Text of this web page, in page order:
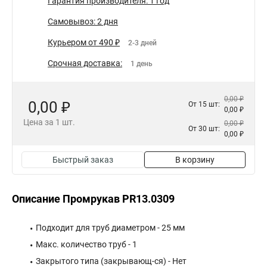
Самовывоз: 2 дня
Курьером от 490 ₽ 2-3 дней
Срочная доставка: 1 день
0,00 ₽
Цена за 1 шт.
От 15 шт:
0,00 ₽
0,00 ₽
От 30 шт:
0,00 ₽
0,00 ₽
Быстрый заказ В корзину
Описание Промрукав PR13.0309
Подходит для труб диаметром - 25 мм
Макс. количество труб - 1
Закрытого типа (закрывающ-ся) - Нет